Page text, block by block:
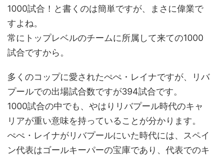
1000試合！と書くのは簡単ですが、まさに偉業で
すよね。
常にトップレベルのチームに所属して来ての1000
試合ですから。
多くのコップに愛されたぺぺ・レイナですが、リバ
プールでの出場試合数ですが394試合です。
1000試合の中でも、やはりリバプール時代のキャ
リアが重い意味を持っていることが分かります。
ぺぺ・レイナがリバプールにいた時代には、スペイ
ン代表はゴールキーパーの宝庫であり、代表でのキ